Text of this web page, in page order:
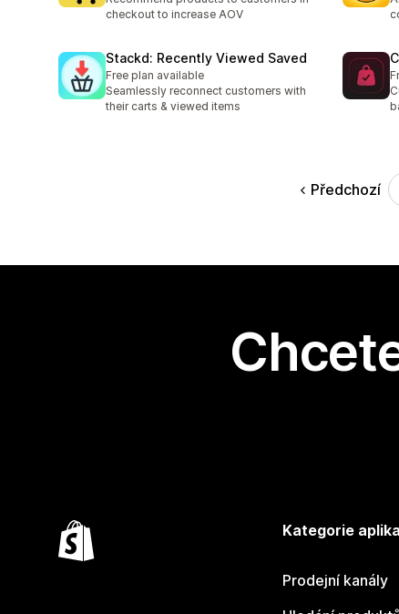
checkout to increase AOV
Stackd: Recently Viewed Saved
Free plan available
Seamlessly reconnect customers with
their carts & viewed items
Předchozí
Kategorie
Prodejní kanály